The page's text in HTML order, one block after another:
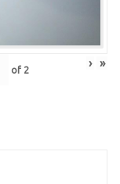
of 2 › »